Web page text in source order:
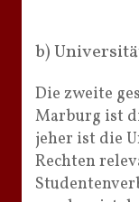
b)
Die zweite
Marburg ist
jeher ist die
Rechten